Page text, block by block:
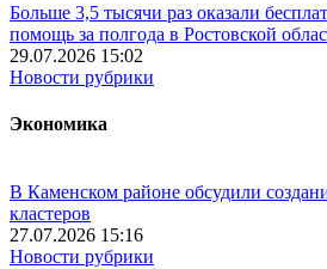
Больше 3,5 тысячи раз оказали
помощь за полгода в Ростовской
29.07.2026 15:02
Новости рубрики
Экономика
В Каменском районе обсудили
кластеров
27.07.2026 15:16
Новости рубрики